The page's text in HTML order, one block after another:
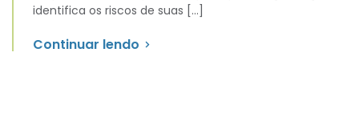
identifica os riscos de suas […]
Continuar lendo